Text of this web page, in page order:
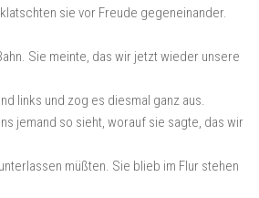
sie vor Freude gegeneinander.
Sie meinte, das wir jetzt wieder unsere
links und zog es diesmal ganz aus.
jemand so sieht, worauf sie sagte, das wir
müßten. Sie blieb im Flur stehen